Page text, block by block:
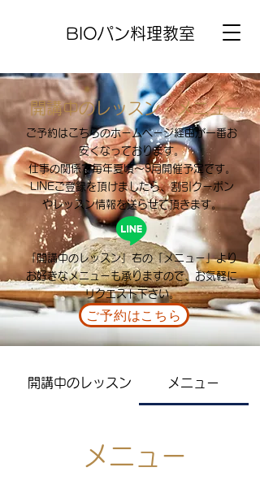
BIOパン料理教室
開講中のレッスン・メニュー
ご予約はこちらのホームページ経由が一番お
安くなっております。
​仕事の関係で毎年夏頃～9月開催予定です。
LINEご登録を頂けましたら、割引クーポン
やレッスン情報を送らせて頂きます。
「開講中のレッスン」右の「メニュー」より
お好きなメニューも承りますので、お気軽に
リクエスト下さい。
ご予約はこちら
開講中のレッスン メニュー
メニュー